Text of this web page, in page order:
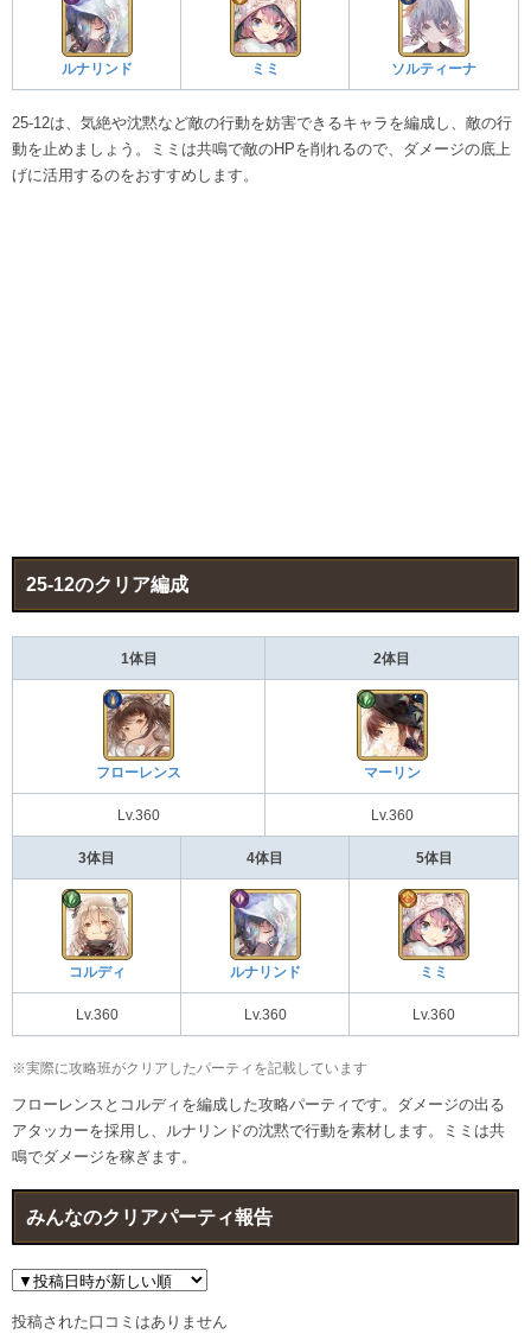
ルナリンド ミミ ソルティーナ
25-12は、気絶や沈黙など敵の行動を妨害できるキャラを編成し、敵の行
動を止めましょう。ミミは共鳴で敵のHPを削れるので、ダメージの底上
げに活用するのをおすすめします。
25-12のクリア編成
1体目 2体目
フローレンス マーリン
Lv.360 Lv.360
3体目 4体目 5体目
コルディ ルナリンド ミミ
Lv.360 Lv.360 Lv.360
※実際に攻略班がクリアしたパーティを記載しています
フローレンスとコルディを編成した攻略パーティです。ダメージの出る
アタッカーを採用し、ルナリンドの沈黙で行動を素材します。ミミは共
鳴でダメージを稼ぎます。
みんなのクリアパーティ報告
投稿された口コミはありません